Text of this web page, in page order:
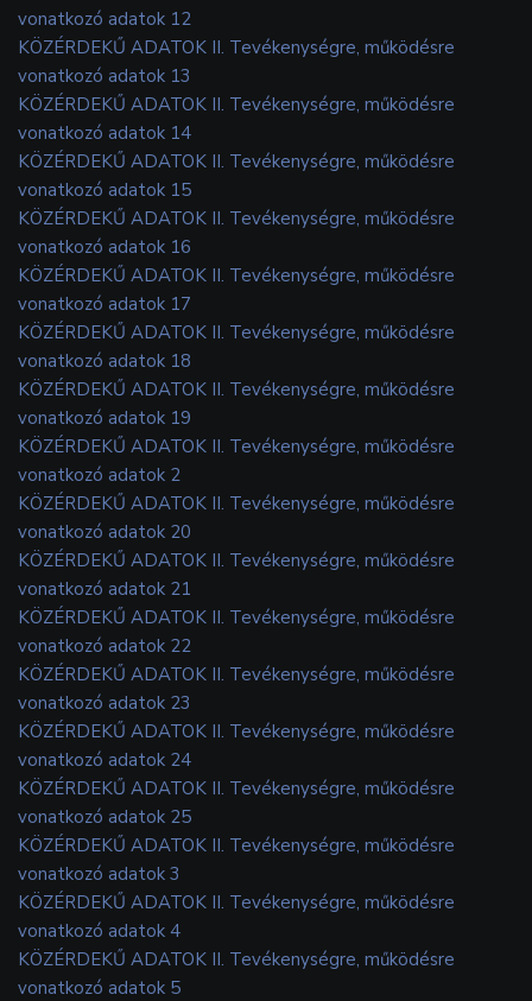
vonatkozó adatok 12
KÖZÉRDEKŰ ADATOK II. Tevékenységre, működésre
vonatkozó adatok 13
KÖZÉRDEKŰ ADATOK II. Tevékenységre, működésre
vonatkozó adatok 14
KÖZÉRDEKŰ ADATOK II. Tevékenységre, működésre
vonatkozó adatok 15
KÖZÉRDEKŰ ADATOK II. Tevékenységre, működésre
vonatkozó adatok 16
KÖZÉRDEKŰ ADATOK II. Tevékenységre, működésre
vonatkozó adatok 17
KÖZÉRDEKŰ ADATOK II. Tevékenységre, működésre
vonatkozó adatok 18
KÖZÉRDEKŰ ADATOK II. Tevékenységre, működésre
vonatkozó adatok 19
KÖZÉRDEKŰ ADATOK II. Tevékenységre, működésre
vonatkozó adatok 2
KÖZÉRDEKŰ ADATOK II. Tevékenységre, működésre
vonatkozó adatok 20
KÖZÉRDEKŰ ADATOK II. Tevékenységre, működésre
vonatkozó adatok 21
KÖZÉRDEKŰ ADATOK II. Tevékenységre, működésre
vonatkozó adatok 22
KÖZÉRDEKŰ ADATOK II. Tevékenységre, működésre
vonatkozó adatok 23
KÖZÉRDEKŰ ADATOK II. Tevékenységre, működésre
vonatkozó adatok 24
KÖZÉRDEKŰ ADATOK II. Tevékenységre, működésre
vonatkozó adatok 25
KÖZÉRDEKŰ ADATOK II. Tevékenységre, működésre
vonatkozó adatok 3
KÖZÉRDEKŰ ADATOK II. Tevékenységre, működésre
vonatkozó adatok 4
KÖZÉRDEKŰ ADATOK II. Tevékenységre, működésre
vonatkozó adatok 5